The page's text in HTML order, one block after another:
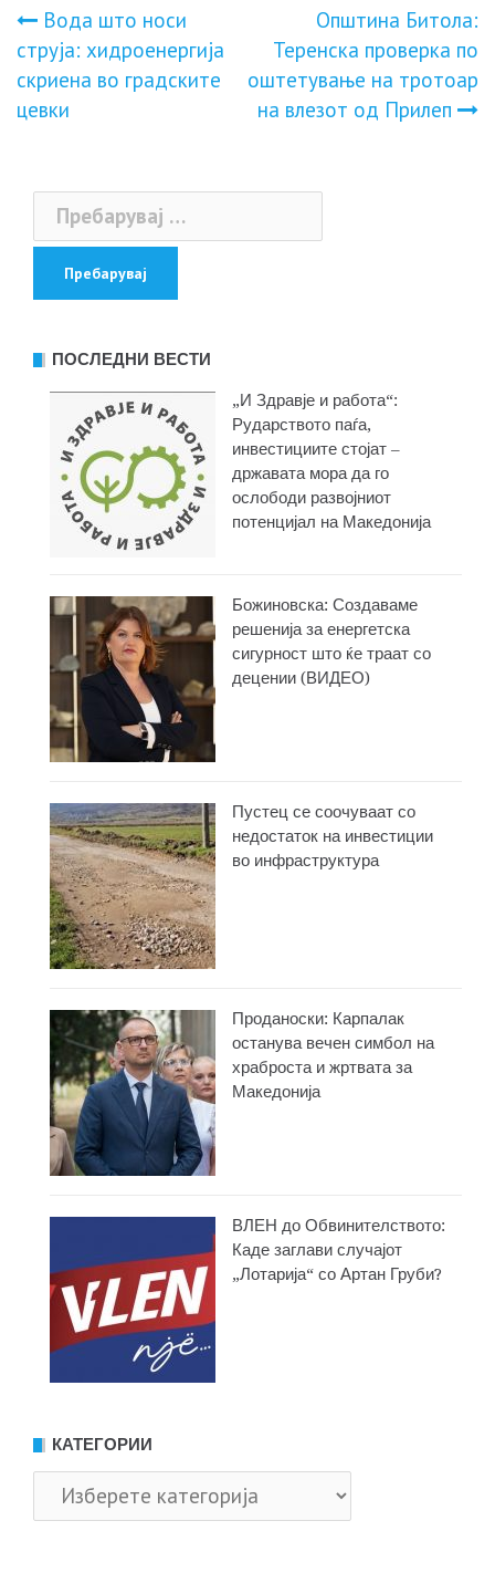
Навигација
на
напис
Вода што носи
струја: хидроенергија
скриена во градските
цевки
Општина Битола:
Теренска проверка по
оштетување на тротоар
на влезот од Прилеп
Пребарувај
за:
ПОСЛЕДНИ ВЕСТИ
„И Здравје и работа“:
Рударството паѓа,
инвестициите стојат –
државата мора да го
ослободи развојниот
потенцијал на Македонија
Божиновска: Создаваме
решенија за енергетска
сигурност што ќе траат со
децении (ВИДЕО)
Пустец се соочуваат со
недостаток на инвестиции
во инфраструктура
Проданоски: Карпалак
останува вечен симбол на
храброста и жртвата за
Македонија
ВЛЕН до Обвинителството:
Каде заглави случајот
„Лотарија“ со Артан Груби?
КАТЕГОРИИ
Категории